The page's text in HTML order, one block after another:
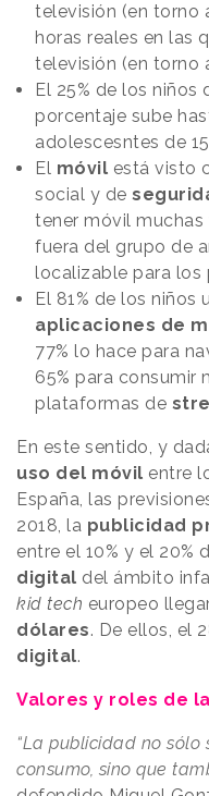
televisión (en torno
horas reales en las
televisión (en torno
El 25% de los niños
porcentaje sube
adolescesntes de
El móvil está visto
social y de
tener móvil
fuera del grupo de
localizable para los
El 81% de los niños
aplicaciones de
77% lo hace para
65% para consumir
plataformas de
En este sentido, y
uso del móvil entre
España, las
2018, la publicidad
entre el 10% y el 20%
digital del ámbito
kid tech europeo
dólares. De ellos, el
digital.
Valores y roles de
“La publicidad no
consumo, sino que